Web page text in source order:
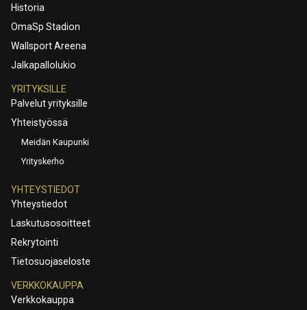
Historia
OmaSp Stadion
Wallsport Areena
Jalkapallolukio
YRITYKSILLE
Palvelut yrityksille
Yhteistyössä
Meidän Kaupunki
Yrityskerho
YHTEYSTIEDOT
Yhteystiedot
Laskutusosoitteet
Rekrytointi
Tietosuojaseloste
VERKKOKAUPPA
Verkkokauppa